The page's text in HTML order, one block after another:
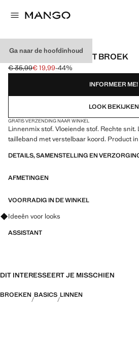
Ga naar de hoofdinhoud
LINNEN STRAIGHT-FIT BROEK
Oorspronkelijke prijs doorgehaald [€ 35,99
€ 35,99
Huidige prijs [€ 19,99 ]
€ 19,99-44%
Kies een kleur
INFORMEER ME!
LOOK BEKIJKEN
GRATIS VERZENDING NAAR WINKEL
Linnenmix stof. Vloeiende stof. Rechte
tailleband met verstelbaar koord. Product
DETAILS, SAMENSTELLING EN
AFMETINGEN
VOORRADIG IN DE WINKEL
Vraag om outfitideeën, kledingstukken en
Ideeën voor looks
ASSISTANT
DIT INTERESSEERT JE MISSCHIEN
BROEKEN BASICS LINNEN